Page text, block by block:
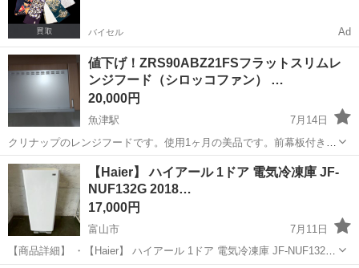
バイセル Ad
値下げ！ZRS90ABZ21FSフラットスリムレ
ンジフード（シロッコファン） …
20,000円
魚津駅
7月14日
クリナップのレンジフードです。使用1ヶ月の美品です。前幕板付きで
す。施工説明書、取り扱い説明書はメーカーホームページからダウン
ロードお願いします。ビス、金具等不足の場合は購入者様でご用意く
ださい。
富山 魚津市 魚津駅 キッチン家電
【Haier】 ハイアール 1ドア 電気冷凍庫 JF-
NUF132G 2018…
17,000円
富山市
7月11日
【商品詳細】 ・【Haier】 ハイアール 1ドア 電気冷凍庫 JF-NUF132G